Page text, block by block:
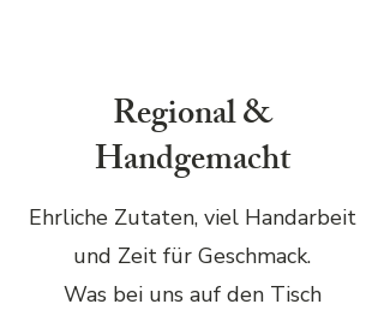
Regional &
Handgemacht
Ehrliche Zutaten, viel Handarbeit
und Zeit für Geschmack.
Was bei uns auf den Tisch